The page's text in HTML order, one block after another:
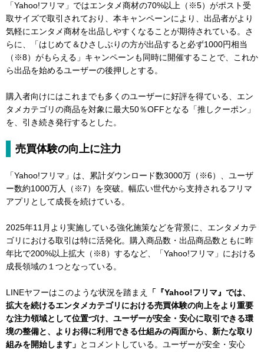
「Yahoo!フリマ」ではエンタメ商材の70%以上（※5）がポスト受
取サイズで取引されており、本キャンペーンにより、出品者がより
気軽にエンタメ商材を出品しやすくなることが期待されている。さ
らに、「はじめて＆ひさしぶりの方が出品すると必ず1000円相当
（※8）がもらえる」キャンペーンも同時に開催することで、これか
ら出品を始めるユーザーの後押しとする。
購入者向けにはこれまでも多くのユーザーに好評を得ている、エン
タメカテゴリの商品を対象に最大50％OFFとなる「推しクーポン」
を、引き続き発行するとした。
売買体験の向上に注力
「Yahoo!フリマ」は、累計ダウンロード数3000万（※6）、ユーザ
ー数約1000万人（※7）を突破。幅広い世代から支持されるフリマ
アプリとして成長を続けている。
2025年11月より実施している強化施策などを背景に、エンタメカテ
ゴリにおける取引は特に活発化。購入商品数・出品商品数ともに昨
年比で200%以上拡大（※8）するなど、「Yahoo!フリマ」における
成長領域の１つとなっている。
LINEヤフーはこのような状況を踏まえ
「『Yahoo!フリマ』では、
拡大を続けるエンタメカテゴリにおける売買体験の向上をより重要
な注力領域として位置づけ、ユーザーが安全・安心に取引できる環
境の整備と、よりお得に利用できる仕組みの両面から、新たな取り
組みを開始します」 とコメントしている。ユーザーが安全・安心